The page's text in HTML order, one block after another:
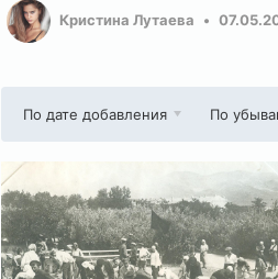
Кристина Лутаева
По дате добавления По